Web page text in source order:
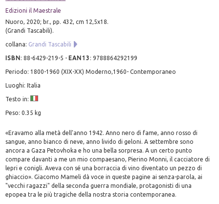
Edizioni il Maestrale
Nuoro, 2020; br., pp. 432, cm 12,5x18.
(Grandi Tascabili).
collana: Grandi Tascabili
ISBN:88-6429-219-5 - EAN13 :9788864292199
Periodo: 1800-1960 (XIX-XX) Moderno,1960- Contemporaneo
Luoghi: Italia
Testo in:
Peso: 0.35 kg
«Eravamo alla metà dell'anno 1942. Anno nero di fame, anno rosso di
sangue, anno bianco di neve, anno livido di geloni. A settembre sono
ancora a Gaza Petovhoka e ho una bella sorpresa. A un certo punto
compare davanti a me un mio compaesano, Pierino Monni, il cacciatore di
lepri e conigli. Aveva con sé una borraccia di vino diventato un pezzo di
ghiaccio». Giacomo Mameli dà voce in queste pagine ai senza-parola, ai
"vecchi ragazzi" della seconda guerra mondiale, protagonisti di una
epopea tra le più tragiche della nostra storia contemporanea.